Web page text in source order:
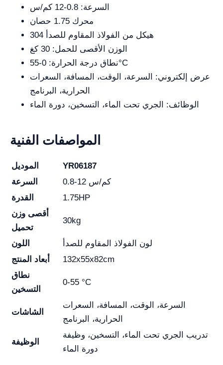
السرعة: 0.8-12 كم/س
محرك 1.75 حصان
هيكل من الفولاذ المقاوم للصدأ 304
الوزن الأقصى للحمل: 30 كغ
نطاق درجة الحرارة: 0-55°C
عرض إلكتروني: السرعة، الوقت، المسافة، السعرات
الحرارية، البرنامج
الوظائف: الجري تحت الماء، التسخين، دورة الماء
المواصفات الفنية
الموديل
YR06187
السرعة
0.8-12 كم/س
القدرة
1.75HP
أقصى وزن
تحميل
30kg
اللون
لون الفولاذ المقاوم للصدأ
أبعاد المنتج
132x55x82cm
نطاق
التسخين
0-55 °C
الشاشات
السرعة، الوقت، المسافة، السعرات
الحرارية، البرنامج
الوظيفة
تدريب الجري تحت الماء، التسخين، وظيفة
دورة الماء